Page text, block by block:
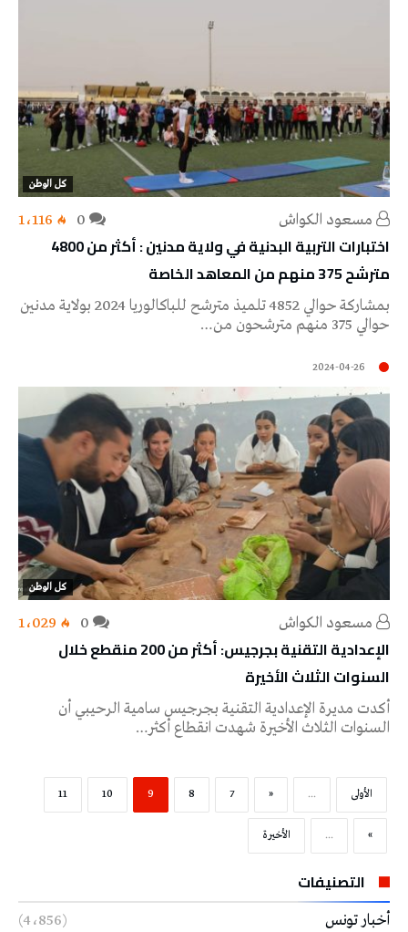
كل الوطن
مسعود الكواش 1٬116
اختبارات التربية البدنية في ولاية مدنين : أكثر من 4800
مترشح 375 منهم من المعاهد الخاصة
بمشاركة حوالي 4852 تلميذ مترشح للباكالوريا 2024 بولاية مدنين
حوالي 375 منهم مترشحون من…
2024-04-26
كل الوطن
مسعود الكواش 1٬029
الإعدادية التقنية بجرجيس: أكثر من 200 منقطع خلال
السنوات الثلاث الأخيرة
أكدت مديرة الإعدادية التقنية بجرجيس سامية الرحيبي أن
السنوات الثلاث الأخيرة شهدت انقطاع أكثر…
‫الأولى‬ ...
«
7
8
9
10
11
»
... ‫الأخيرة‬
التصنيفات
أخبار تونس
(4٬856)